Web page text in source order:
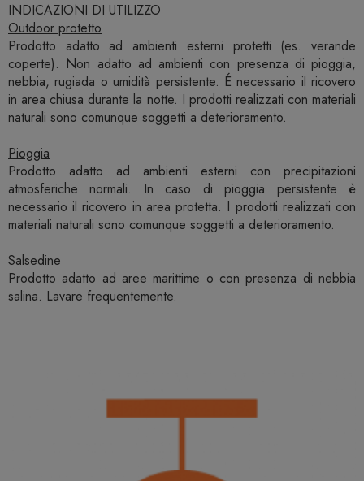
INDICAZIONI DI UTILIZZO
Outdoor protetto
Prodotto adatto ad ambienti esterni protetti (es. verande
coperte). Non adatto ad ambienti con presenza di pioggia,
nebbia, rugiada o umidità persistente. É necessario il ricovero
in area chiusa durante la notte. I prodotti realizzati con materiali
naturali sono comunque soggetti a deterioramento.
Pioggia
Prodotto adatto ad ambienti esterni con precipitazioni
atmosferiche normali. In caso di pioggia persistente è
necessario il ricovero in area protetta. I prodotti realizzati con
materiali naturali sono comunque soggetti a deterioramento.
Salsedine
Prodotto adatto ad aree marittime o con presenza di nebbia
salina. Lavare frequentemente.